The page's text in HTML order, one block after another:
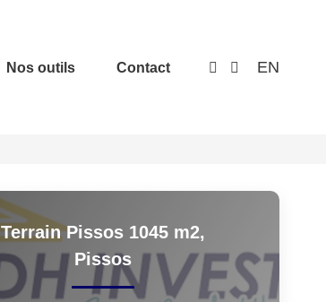
Nos outils Contact EN
Terrain Pissos 1045 m2,
Pissos